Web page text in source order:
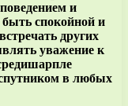
и
быть спокойной и
других
уважение к
в любых